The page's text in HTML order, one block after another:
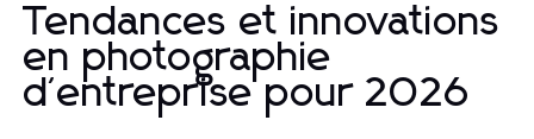
Tendances et innovations
en photographie
d'entreprise pour 2026